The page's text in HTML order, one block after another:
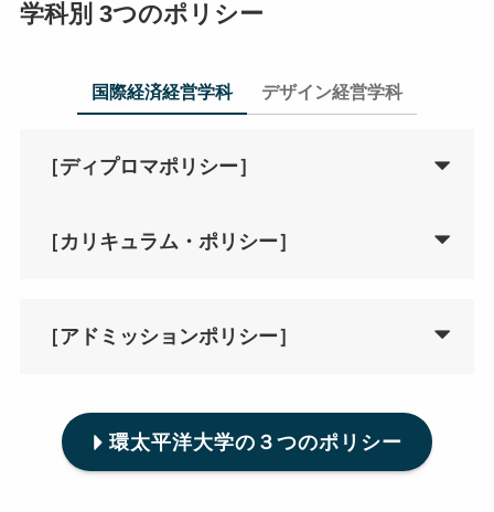
学科別 3つのポリシー
国際経済経営学科 デザイン経営学科
［ディプロマポリシー］
［カリキュラム・ポリシー］
［アドミッションポリシー］
環太平洋大学の３つのポリシー